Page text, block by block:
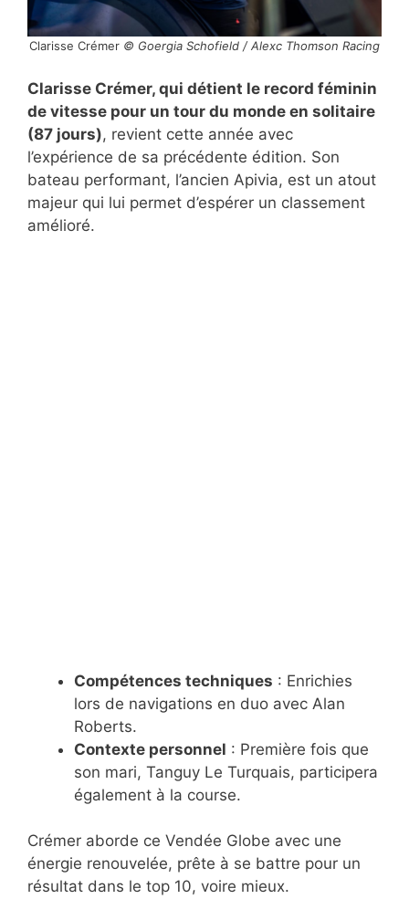
Clarisse Crémer © Goergia Schofield / Alexc Thomson Racing
Clarisse Crémer, qui détient le record féminin
de vitesse pour un tour du monde en solitaire
(87 jours), revient cette année avec
l’expérience de sa précédente édition. Son
bateau performant, l’ancien Apivia, est un atout
majeur qui lui permet d’espérer un classement
amélioré.
Compétences techniques : Enrichies
lors de navigations en duo avec Alan
Roberts.
Contexte personnel : Première fois que
son mari, Tanguy Le Turquais, participera
également à la course.
Crémer aborde ce Vendée Globe avec une
énergie renouvelée, prête à se battre pour un
résultat dans le top 10, voire mieux.